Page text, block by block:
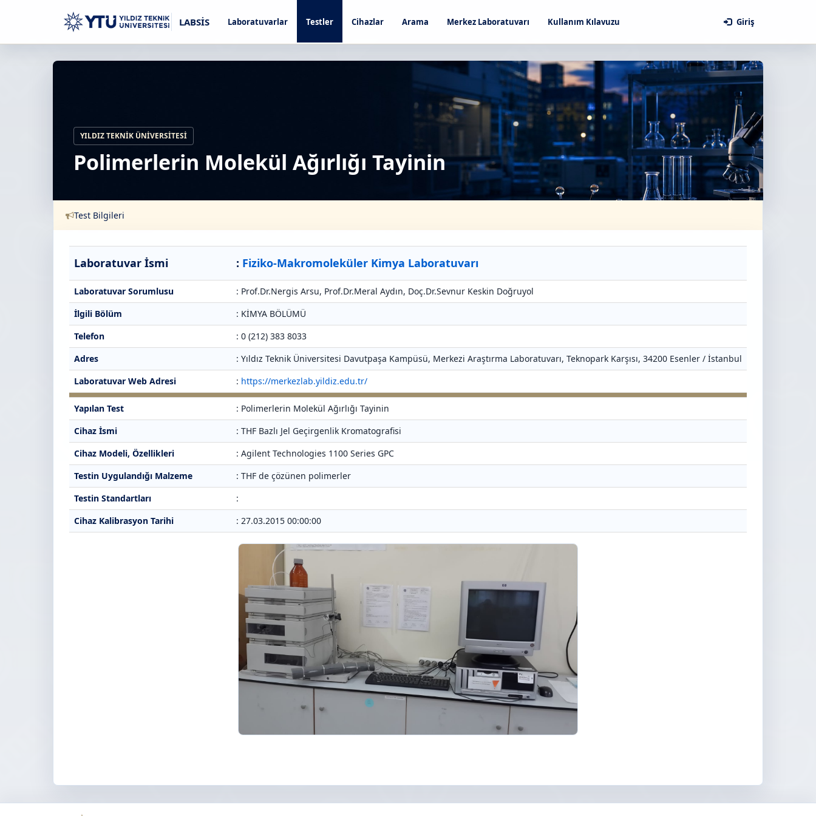
LABSİS Laboratuvarlar Testler Cihazlar Arama Merkez Laboratuvarı Kullanım Kılavuzu Giriş
YILDIZ TEKNIK ÜNIVERSITESI
Polimerlerin Molekül Ağırlığı Tayinin
Test Bilgileri
Laboratuvar İsmi : Fiziko-Makromoleküler Kimya Laboratuvarı
Laboratuvar Sorumlusu
: Prof.Dr.Nergis Arsu, Prof.Dr.Meral Aydın, Doç.Dr.Sevnur Keskin Doğruyol
İlgili Bölüm
: KİMYA BÖLÜMÜ
Telefon
: 0 (212) 383 8033
Adres
: Yıldız Teknik Üniversitesi Davutpaşa Kampüsü, Merkezi Araştırma Laboratuvarı, Teknopark Karşısı, 34200 Esenler / İstanbul
Laboratuvar Web Adresi
: https://merkezlab.yildiz.edu.tr/
Yapılan Test
: Polimerlerin Molekül Ağırlığı Tayinin
Cihaz İsmi
: THF Bazlı Jel Geçirgenlik Kromatografisi
Cihaz Modeli, Özellikleri
: Agilent Technologies 1100 Series GPC
Testin Uygulandığı Malzeme
: THF de çözünen polimerler
Testin Standartları
:
Cihaz Kalibrasyon Tarihi
: 27.03.2015 00:00:00